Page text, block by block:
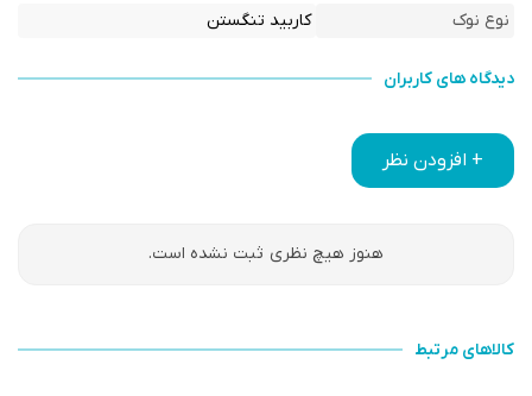
نوع نوک
کاربید تنگستن
دیدگاه های کاربران
+ افزودن نظر
هنوز هیچ نظری ثبت نشده است.
کالاهای مرتبط